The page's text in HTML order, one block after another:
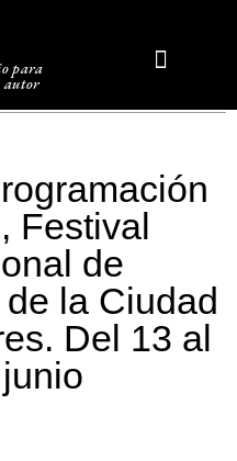
para
autor
Festival
de
la Ciudad
Del 13 al